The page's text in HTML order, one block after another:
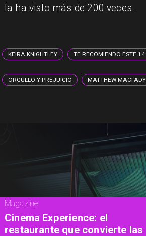
la ha visto más de 200 veces.
KEIRA KNIGHTLEY TE RECOMIENDO ESTE
ORGULLO Y PREJUICIO MATTHEW
Magazine
Concurso de Acuarela Hardy
Wistuba 2026 abre